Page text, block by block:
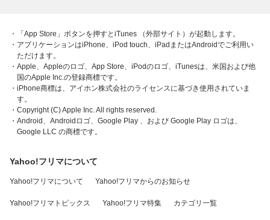
・「App Store」ボタンを押すとiTunes （外部サイト）が起動します。
・アプリケーションはiPhone、iPod touch、iPadまたはAndroidでご利用い
ただけます。
・Apple、Appleのロゴ、App Store、iPodのロゴ、iTunesは、米国および他
国のApple Inc.の登録商標です。
・iPhone商標は、アイホン株式会社のライセンスに基づき使用されていま
す。
・Copyright (C) Apple Inc. All rights reserved.
・Android、Androidロゴ、Google Play 、および Google Play ロゴは、
Google LLC の商標です。
Yahoo!フリマについて
Yahoo!フリマについて Yahoo!フリマからのお知らせ
Yahoo!フリマトピックス Yahoo!フリマ特集 カテゴリ一覧